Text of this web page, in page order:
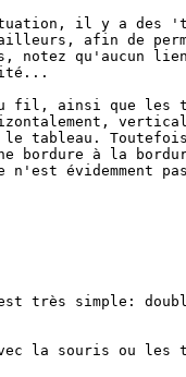
il y a des
afin de
notez qu'aucun
fil, ainsi que les
tableau.
bordure à la
évidemment
très simple:
la souris ou les